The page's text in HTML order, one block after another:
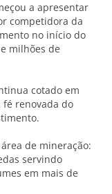
a apresentar
competidora da
no início do
milhões de
cotado em
renovada do
de mineração:
servindo
em mais de